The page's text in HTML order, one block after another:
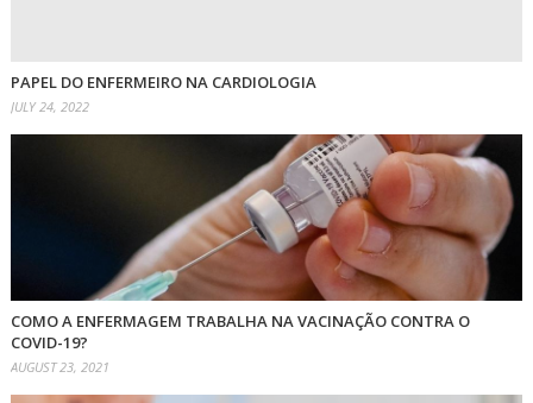
PAPEL DO ENFERMEIRO NA CARDIOLOGIA
JULY 24, 2022
COMO A ENFERMAGEM TRABALHA NA VACINAÇÃO CONTRA O
COVID-19?
AUGUST 23, 2021